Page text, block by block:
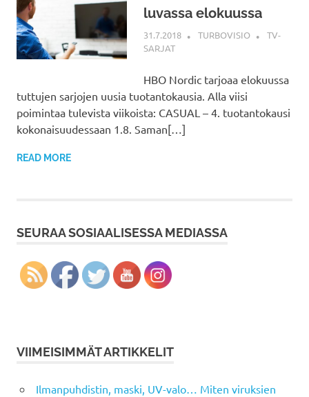
luvassa elokuussa
31.7.2018 TURBOVISIO
TV-
SARJAT
HBO Nordic tarjoaa elokuussa
tuttujen sarjojen uusia tuotantokausia. Alla viisi
poimintaa tulevista viikoista: CASUAL – 4. tuotantokausi
kokonaisuudessaan 1.8. Saman[…]
READ MORE
SEURAA SOSIAALISESSA MEDIASSA
VIIMEISIMMÄT ARTIKKELIT
Ilmanpuhdistin, maski, UV-valo… Miten viruksien